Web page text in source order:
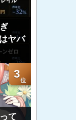
ヤバ
3
て